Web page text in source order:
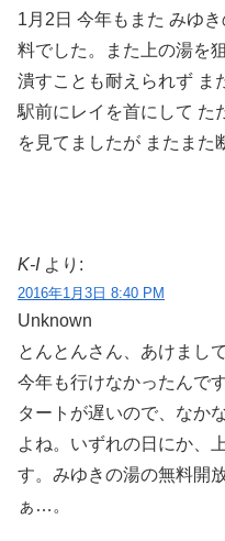
1月2日 今年もまた みゆ
料でした。また上の湯を
潰すことも耐えられず ま
駅前にレイを首にして た
を見てましたが またまた
K-I より:
2016年1月3日 8:40 PM
Unknown
とんとんさん、あけまし
今年も行けなかったんで
タートが遅いので、なか
よね。いずれの日にか、
す。みゆきの湯の無料開
ぁ…。